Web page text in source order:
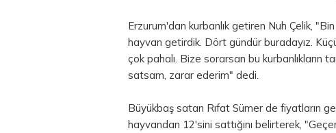
Erzurum'dan kurbanlık getiren Nuh Çelik,
hayvan getirdik. Dört gündür buradayız.
çok pahalı. Bize sorarsan bu kurbanlıkların
satsam, zarar ederim" dedi.
Büyükbaş satan Rıfat Sümer de fiyatların
hayvandan 12'sini sattığını belirterek,